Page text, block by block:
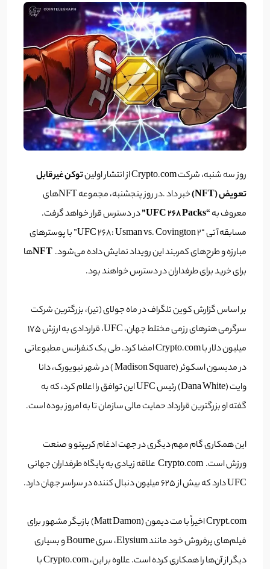
روز سه شنبه، شرکت Crypto.com از انتشار اولین
توکن غیرقابل
تعویض (NFT)
خبر داد .در روز پنجشنبه، مجموعه NFT‌های
معروف به“UFC 268 Packs”
در دسترس قرار خواهد گرفت.
مسابقه آتی “UFC 268: Usman vs. Covington 2” با پوسترهای
مبارزه و طرح‌های کمربند این رویداد نمایش داده می‌شود.
ها
برای خرید برای طرفداران در دسترس خواهند بود.
بر اساس گزارش کوین تلگراف در ماه جولای (تیر)، بزرگترین شرکت
سرگرمی هنرهای رزمی مختلط جهان، UFC، قراردادی به ارزش ۱۷۵
میلیون دلار با Crypto.com امضا کرد. طی یک کنفرانس مطبوعاتی
در مدیسون اسکوئر (Madison Square ) در شهر نیویورک، دانا
وایت (Dana White) رئیس UFC این توافق را اعلام کرد، که به
گفته او بزرگترین قرارداد حمایت مالی سازمان تا به امروز بوده است.
این همکاری گام مهم دیگری در جهت ادغام کریپتو و صنعت
ورزش است. Crypto.com علاقه زیادی به پایگاه طرفداران جهانی
UFC دارد که بیش از 625 میلیون دنبال کننده در سراسر جهان دارد.
Crypt.com اخیراً با مت دیمون (Matt Damon) بازیگر مشهور برای
فیلم‌های پرفروش خود مانند Elysium، سری Bourne و بسیاری
دیگر از آن‌ها را همکاری کرده است. علاوه بر این، Crypto.com با